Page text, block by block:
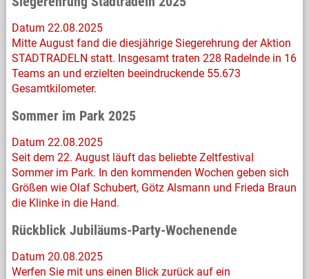
Datum 22.08.2025
Mitte August fand die diesjährige Siegerehrung der Aktion
STADTRADELN statt. Insgesamt traten 228 Radelnde in 16
Teams an und erzielten beeindruckende 55.673
Gesamtkilometer.
Sommer im Park 2025
Datum 22.08.2025
Seit dem 22. August läuft das beliebte Zeltfestival
Sommer im Park. In den kommenden Wochen geben sich
Größen wie Olaf Schubert, Götz Alsmann und Frieda Braun
die Klinke in die Hand.
Rückblick Jubiläums-Party-Wochenende
Datum 20.08.2025
Werfen Sie mit uns einen Blick zurück auf ein